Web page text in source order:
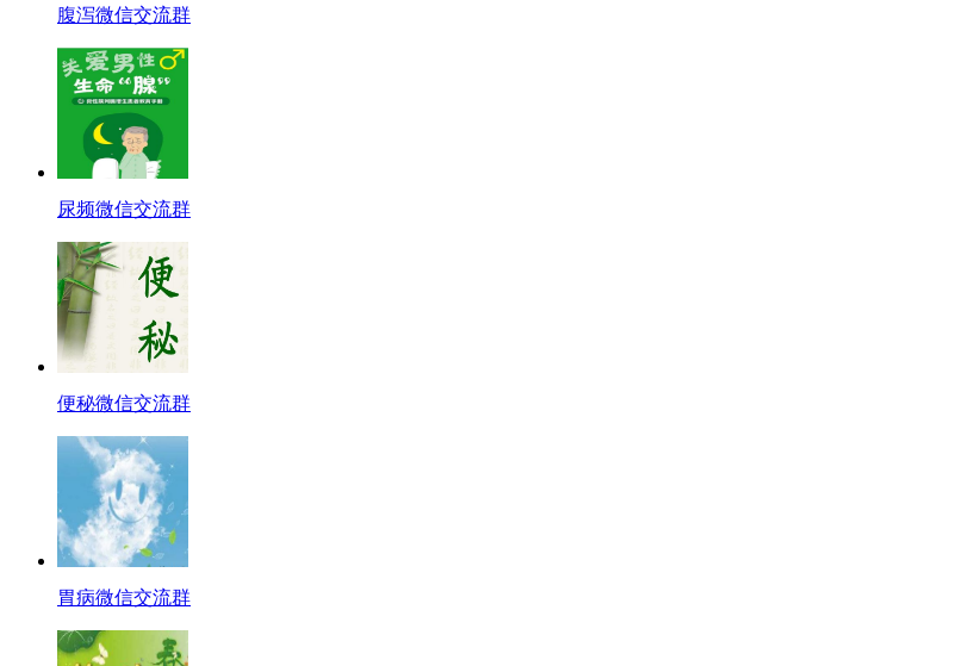
腹泻微信交流群
尿频微信交流群
便秘微信交流群
胃病微信交流群